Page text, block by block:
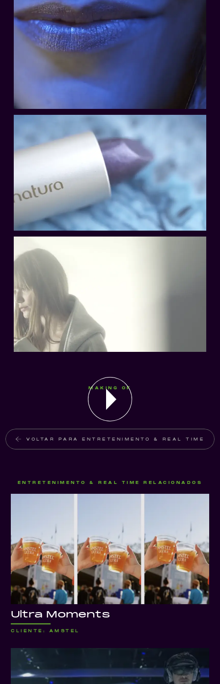
MAKING OF
VOLTAR PARA ENTRETENIMENTO & REAL TIME
ENTRETENIMENTO & REAL TIME RELACIONADOS
Ultra Moments
CLIENTE: AMSTEL